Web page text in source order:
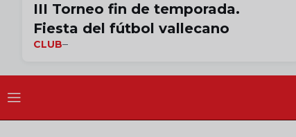
III Torneo fin de temporada.
Fiesta del fútbol vallecano
CLUB